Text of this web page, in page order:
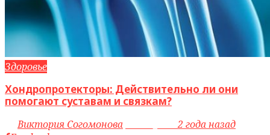
Здоровье
Хондропротекторы: Действительно ли они
помогают суставам и связкам?
byВиктория Согомонова access_time2 года назад